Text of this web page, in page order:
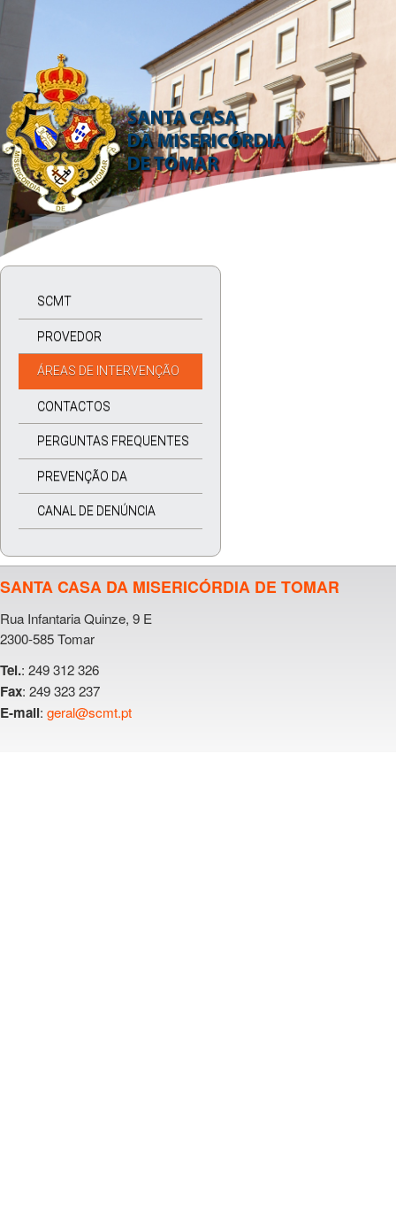
SCMT
PROVEDOR
ÁREAS DE INTERVENÇÃO
CONTACTOS
PERGUNTAS FREQUENTES
PREVENÇÃO DA
CORRUPÇÃO
CANAL DE DENÚNCIA
SANTA CASA DA MISERICÓRDIA DE TOMAR
Rua Infantaria Quinze, 9 E
2300-585 Tomar
Tel.: 249 312 326
Fax: 249 323 237
E-mail: geral@scmt.pt